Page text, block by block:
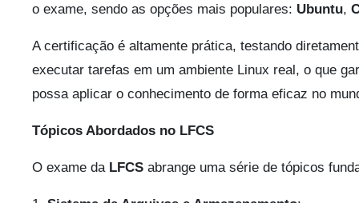
o exame, sendo as opções mais populares: Ubuntu,
A certificação é altamente prática, testando
executar tarefas em um ambiente Linux real, o que
possa aplicar o conhecimento de forma eficaz no
Tópicos Abordados no LFCS
O exame da LFCS abrange uma série de tópicos